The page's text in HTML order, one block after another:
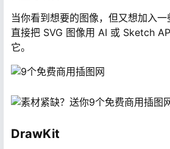
当你看到想要的图像，但又想加入
直接把 SVG 图像用 AI 或 Sketch
它。
DrawKit